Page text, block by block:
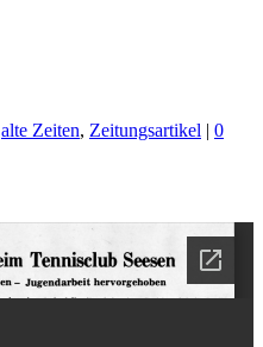
alte Zeiten, Zeitungsartikel | 0